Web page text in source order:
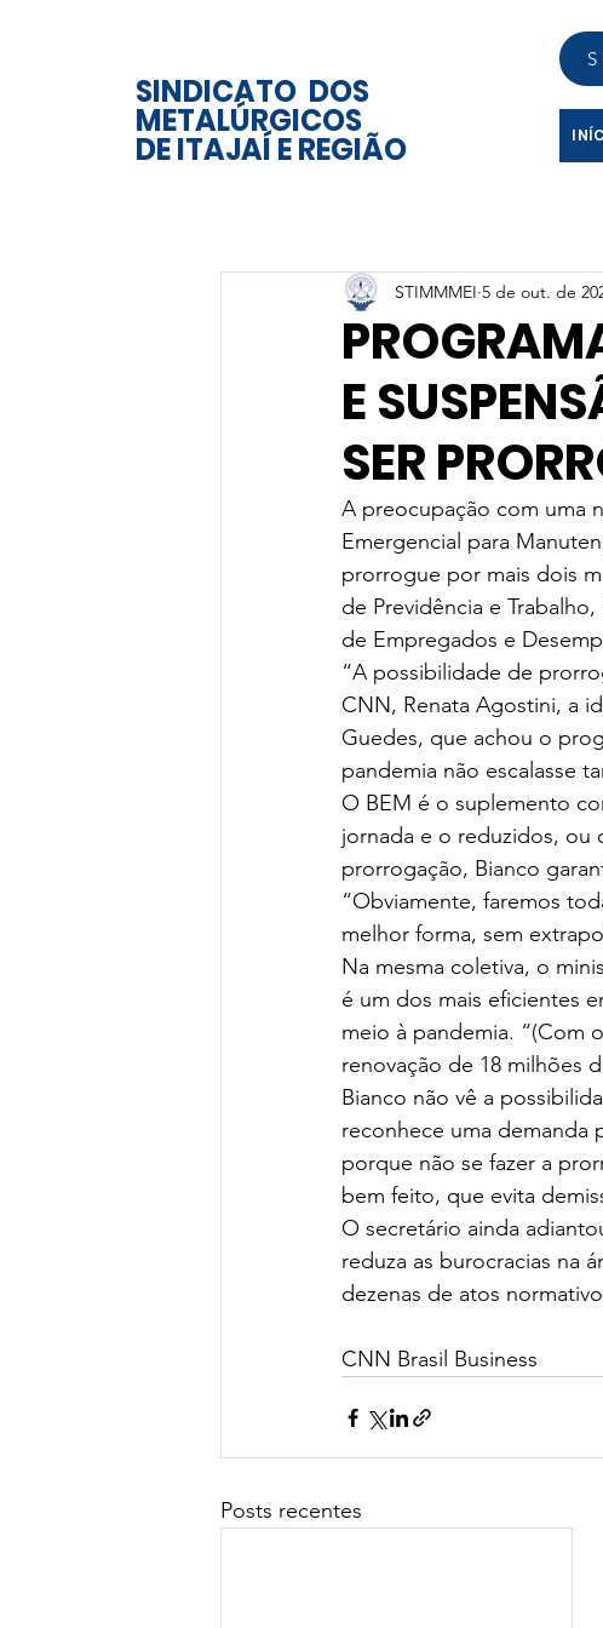
SINDICATO DOS
METALÚRGICOS
DE ITAJAÍ E REGIÃO
E
SER
STIMMMEI 5 de out. de
A preocupação com uma
Emergencial para
prorrogue por mais dois
de Previdência e
de Empregados e
“A possibilidade de
CNN, Renata Agostini, a
Guedes, que achou o
pandemia não escalasse
O BEM é o suplemento
jornada e o reduzidos, ou
prorrogação, Bianco
“Obviamente, faremos
melhor forma, sem
Na mesma coletiva, o
é um dos mais eficientes
meio à pandemia. “(Com
renovação de 18 milhões
Bianco não vê a
reconhece uma demanda
porque não se fazer a
bem feito, que evita
O secretário ainda
reduza as burocracias na
dezenas de atos
CNN Brasil Business
Posts recentes